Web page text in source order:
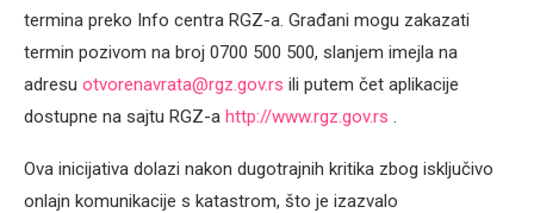
termina preko Info centra RGZ-a. Građani mogu zakazati
termin pozivom na broj 0700 500 500, slanjem imejla na
adresu otvorenavrata@rgz.gov.rs ili putem čet aplikacije
dostupne na sajtu RGZ-a http://www.rgz.gov.rs
Ova inicijativa dolazi nakon dugotrajnih kritika zbog isključivo
onlajn komunikacije s katastrom, što je izazvalo